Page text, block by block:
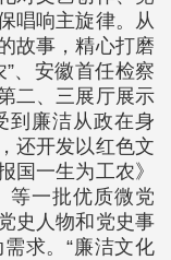
唱响主旋律。从
故事，精心打磨
、安徽首任检察
二、三展厅展示
到廉洁从政在身
还开发以红色文
国一生为工农》
等一批优质微党
史人物和党史事
求。“廉洁文化